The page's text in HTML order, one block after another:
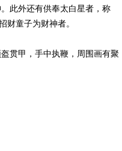
此外还有供奉太白星者，称
财童子为财神者。
贯甲，手中执鞭，周围画有聚